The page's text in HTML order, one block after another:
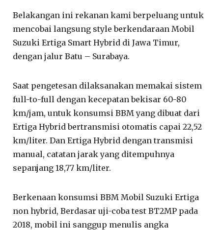
Belakangan ini rekanan kami berpeluang untuk
mencobai langsung style berkendaraan Mobil
Suzuki Ertiga Smart Hybrid di Jawa Timur,
dengan jalur Batu – Surabaya.
Saat pengetesan dilaksanakan memakai sistem
full-to-full dengan kecepatan bekisar 60-80
km/jam, untuk konsumsi BBM yang dibuat dari
Ertiga Hybrid bertransmisi otomatis capai 22,52
km/liter. Dan Ertiga Hybrid dengan transmisi
manual, catatan jarak yang ditempuhnya
sepanjang 18,77 km/liter.
Berkenaan konsumsi BBM Mobil Suzuki Ertiga
non hybrid, Berdasar uji-coba test BT2MP pada
2018, mobil ini sanggup menulis angka